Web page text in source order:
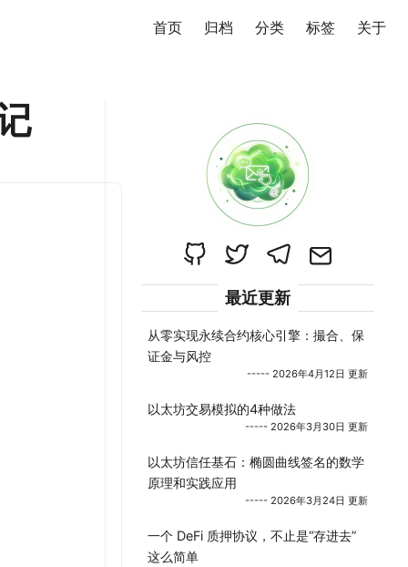
首页 归档 分类 标签 关于
最近更新
从零实现永续合约核心引擎：撮合、保
证金与风控
----- 2026年4月12日 更新
以太坊交易模拟的4种做法
----- 2026年3月30日 更新
以太坊信任基石：椭圆曲线签名的数学
原理和实践应用
----- 2026年3月24日 更新
一个 DeFi 质押协议，不止是“存进去”
这么简单